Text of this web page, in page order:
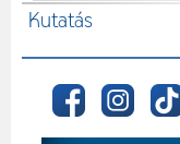
Kutatás